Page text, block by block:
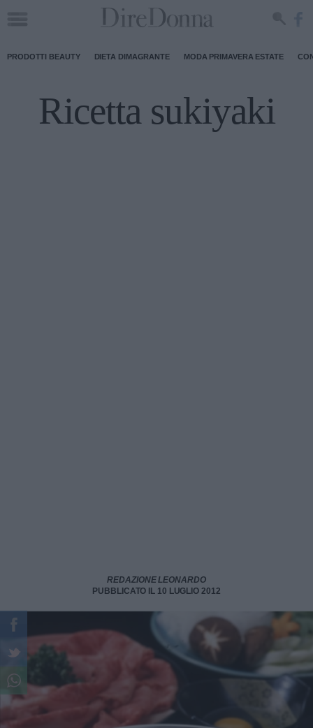
PRODOTTI BEAUTY DIETA DIMAGRANTE MODA PRIMAVERA ESTATE
Ricetta sukiyaki
REDAZIONE LEONARDO
PUBBLICATO IL 10 LUGLIO 2012